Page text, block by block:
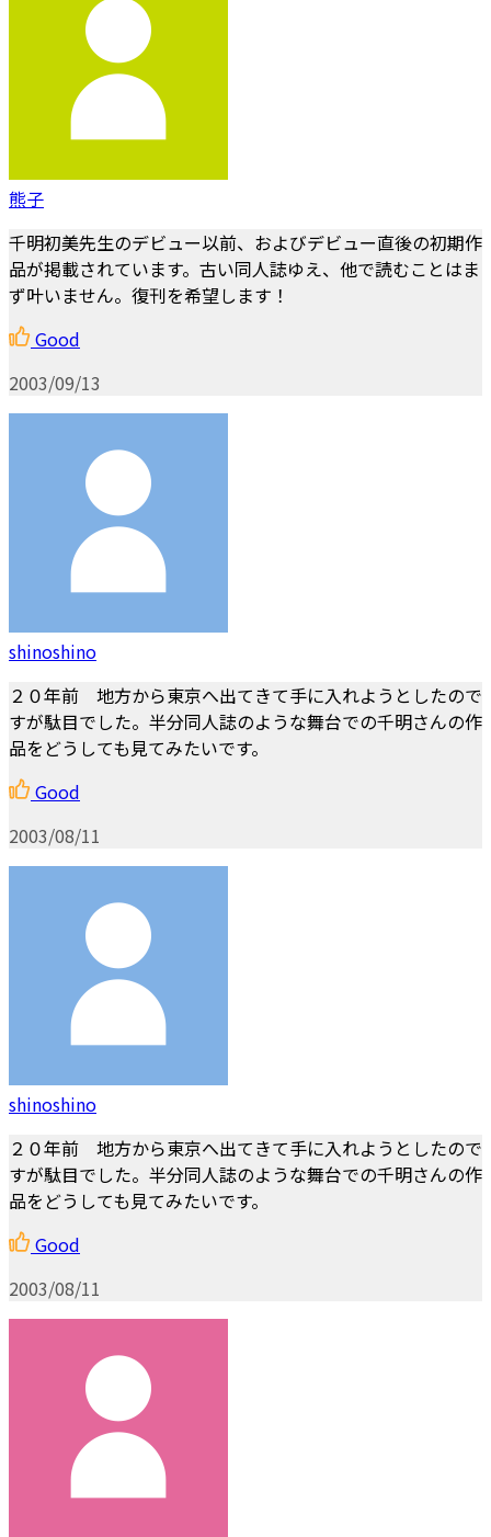
熊子
千明初美先生のデビュー以前、およびデビュー直後の初期作
品が掲載されています。古い同人誌ゆえ、他で読むことはま
ず叶いません。復刊を希望します！
Good
2003/09/13
shinoshino
２０年前 地方から東京へ出てきて手に入れようとしたので
すが駄目でした。半分同人誌のような舞台での千明さんの作
品をどうしても見てみたいです。
Good
2003/08/11
shinoshino
２０年前 地方から東京へ出てきて手に入れようとしたので
すが駄目でした。半分同人誌のような舞台での千明さんの作
品をどうしても見てみたいです。
Good
2003/08/11